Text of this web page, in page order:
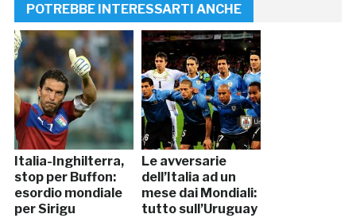
POTREBBE INTERESSARTI ANCHE
Italia-Inghilterra,
stop per Buffon:
esordio mondiale
per Sirigu
Le avversarie
dell’Italia ad un
mese dai Mondiali:
tutto sull’Uruguay